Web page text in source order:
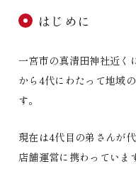
はじめに
一宮市の真清田神社近く
から4代にわたって地域
す。
現在は4代目の弟さんが
店舗運営に携わっていま